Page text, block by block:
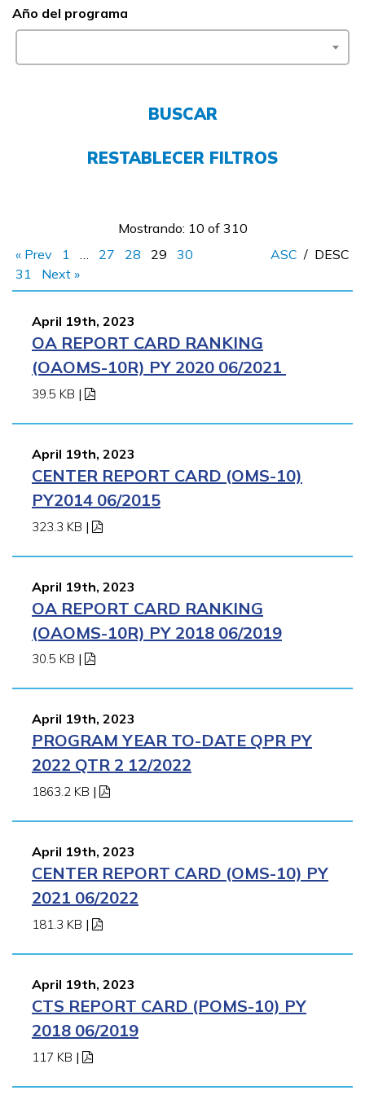
CONECTARSE
COMIENZA YA
Año del programa
BUSCAR
RESTABLECER FILTROS
Mostrando: 10 of 310
« Prev
1 … 27 28 29
30
31
Next »
ASC / DESC
April 19th, 2023
OA REPORT CARD RANKING
(OAOMS-10R) PY 2020 06/2021
39.5 KB |
April 19th, 2023
CENTER REPORT CARD (OMS-10)
PY2014 06/2015
323.3 KB |
April 19th, 2023
OA REPORT CARD RANKING
(OAOMS-10R) PY 2018 06/2019
30.5 KB |
April 19th, 2023
PROGRAM YEAR TO-DATE QPR PY
2022 QTR 2 12/2022
1863.2 KB |
April 19th, 2023
CENTER REPORT CARD (OMS-10) PY
2021 06/2022
181.3 KB |
April 19th, 2023
CTS REPORT CARD (POMS-10) PY
2018 06/2019
117 KB |